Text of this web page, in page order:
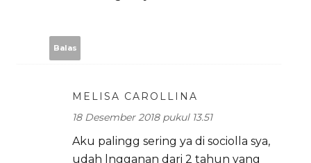
Balas
MELISA CAROLLINA
18 Desember 2018 pukul 13.51
Aku palingg sering ya di sociolla sya,
udah lngganan dari 2 tahun yang